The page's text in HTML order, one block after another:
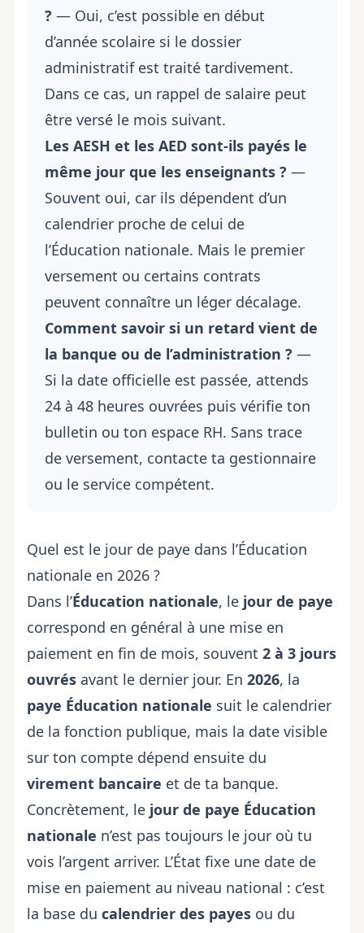
? — Oui, c’est possible en début
d’année scolaire si le dossier
administratif est traité tardivement.
Dans ce cas, un rappel de salaire peut
être versé le mois suivant.
Les AESH et les AED sont-ils payés le
même jour que les enseignants ? —
Souvent oui, car ils dépendent d’un
calendrier proche de celui de
l’Éducation nationale. Mais le premier
versement ou certains contrats
peuvent connaître un léger décalage.
Comment savoir si un retard vient de
la banque ou de l’administration ? —
Si la date officielle est passée, attends
24 à 48 heures ouvrées puis vérifie ton
bulletin ou ton espace RH. Sans trace
de versement, contacte ta gestionnaire
ou le service compétent.
Quel est le jour de paye dans l’Éducation
nationale en 2026 ?
Dans l’Éducation nationale, le jour de paye
correspond en général à une mise en
paiement en fin de mois, souvent 2 à 3 jours
ouvrés avant le dernier jour. En 2026, la
paye Éducation nationale suit le calendrier
de la fonction publique, mais la date visible
sur ton compte dépend ensuite du
virement bancaire et de ta banque.
Concrètement, le jour de paye Éducation
nationale n’est pas toujours le jour où tu
vois l’argent arriver. L’État fixe une date de
mise en paiement au niveau national : c’est
la base du calendrier des payes ou du